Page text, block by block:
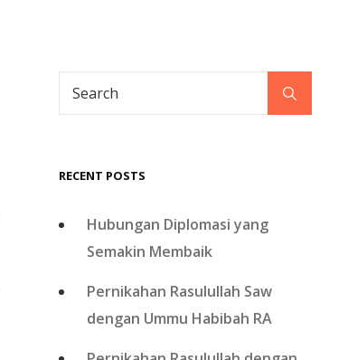
RECENT POSTS
Hubungan Diplomasi yang
Semakin Membaik
Pernikahan Rasulullah Saw
dengan Ummu Habibah RA